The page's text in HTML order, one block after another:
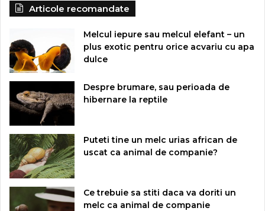
Articole recomandate
Melcul iepure sau melcul elefant – un
plus exotic pentru orice acvariu cu apa
dulce
Despre brumare, sau perioada de
hibernare la reptile
Puteti tine un melc urias african de
uscat ca animal de companie?
Ce trebuie sa stiti daca va doriti un
melc ca animal de companie